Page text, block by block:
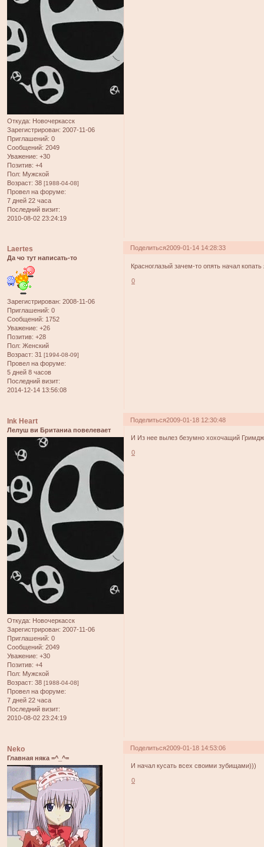
Откуда: Новочеркасск
Зарегистрирован: 2007-11-06
Приглашений: 0
Сообщений: 2049
Уважение: +30
Позитив: +4
Пол: Мужской
Возраст: 38 [1988-04-08]
Провел на форуме:
7 дней 22 часа
Последний визит:
2010-08-02 23:24:19
Поделиться2009-01-14 14:28:33
Laertes
Да чо тут написать-то
Зарегистрирован: 2008-11-06
Приглашений: 0
Сообщений: 1752
Уважение: +26
Позитив: +28
Пол: Женский
Возраст: 31 [1994-08-09]
Провел на форуме:
5 дней 8 часов
Последний визит:
2014-12-14 13:56:08
Красноглазый зачем-то опять начал
0
Поделиться2009-01-18 12:30:48
Ink Heart
Лелуш ви Британиа повелевает
Откуда: Новочеркасск
Зарегистрирован: 2007-11-06
Приглашений: 0
Сообщений: 2049
Уважение: +30
Позитив: +4
Пол: Мужской
Возраст: 38 [1988-04-08]
Провел на форуме:
7 дней 22 часа
Последний визит:
2010-08-02 23:24:19
И Из нее вылез безумно хохочащий
0
Поделиться2009-01-18 14:53:06
Neko
Главная няка =^_^=
И начал кусать всех своими зубищами)))
0